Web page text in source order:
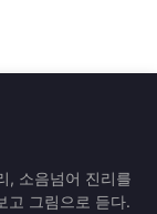
, 소음넘어 진리를
고 그림으로 듣다.